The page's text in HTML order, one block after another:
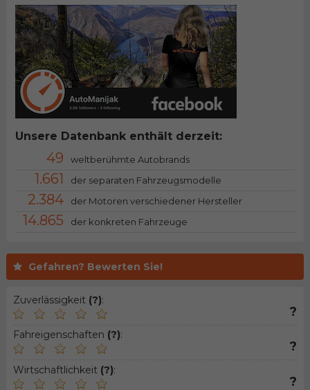
Gefahren? Bewerten Sie!
Zuverlässigkeit (?):
?
Fahreigenschaften (?):
?
Wirtschaftlichkeit (?):
?
Unsere Datenbank enthält derzeit:
49 weltberühmte Autobrands
1.661 der separaten Fahrzeugsmodelle
2.384 der Motoren verschiedener Hersteller
14.865 der konkreten Fahrzeuge